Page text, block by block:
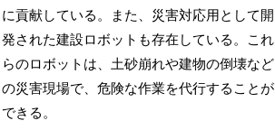
に貢献している。また、災害対応用として開
発された建設ロボットも存在している。これ
らのロボットは、土砂崩れや建物の倒壊など
の災害現場で、危険な作業を代行することが
できる。